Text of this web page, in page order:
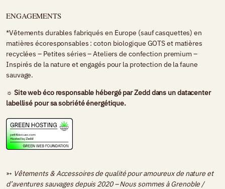
ENGAGEMENTS
*Vêtements durables fabriqués en Europe (sauf casquettes) en
matières écoresponsables : coton biologique GOTS et matières
recyclées – Petites séries – Ateliers de confection premium –
Inspirés de la nature et engagés pour la protection de la faune
sauvage.
☼ Site web éco responsable hébergé parZedddans un datacenter
labellisé pour sa sobriété énergétique.
➳ Vêtements & Accessoires de qualité pour amoureux de nature et
d’aventures sauvages depuis 2020 – Nous sommes àGrenoble /